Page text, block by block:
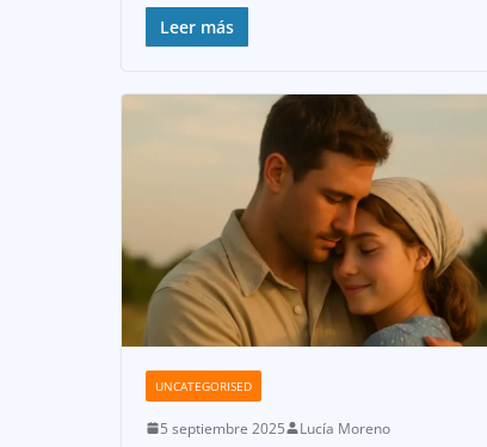
Leer más
UNCATEGORISED
5 septiembre 2025 Lucía Moreno